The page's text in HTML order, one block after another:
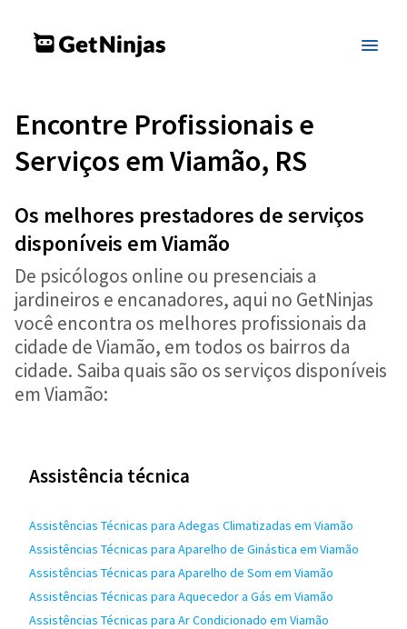
Encontre Profissionais e
Serviços em Viamão, RS
Os melhores prestadores de serviços
disponíveis em Viamão
De psicólogos online ou presenciais a
jardineiros e encanadores, aqui no GetNinjas
você encontra os melhores profissionais da
cidade de Viamão, em todos os bairros da
cidade. Saiba quais são os serviços disponíveis
em Viamão:
Assistência técnica
Assistências Técnicas para Adegas Climatizadas em Viamão
Assistências Técnicas para Aparelho de Ginástica em Viamão
Assistências Técnicas para Aparelho de Som em Viamão
Assistências Técnicas para Aquecedor a Gás em Viamão
Assistências Técnicas para Ar Condicionado em Viamão